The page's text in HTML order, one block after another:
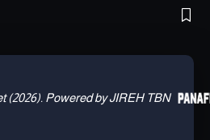
(2026). Powered by JIREH TBN